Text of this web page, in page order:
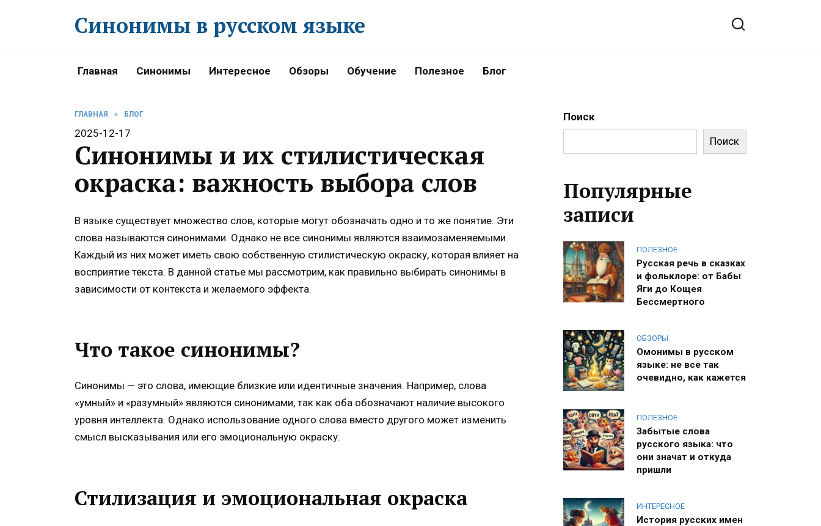
Синонимы в русском языке
Главная Синонимы Интересное Обзоры Обучение Полезное Блог
ГЛАВНАЯ » БЛОГ
2025-12-17
Синонимы и их стилистическая
окраска: важность выбора слов
В языке существует множество слов, которые могут обозначать одно и то же понятие. Эти
слова называются синонимами. Однако не все синонимы являются взаимозаменяемыми.
Каждый из них может иметь свою собственную стилистическую окраску, которая влияет на
восприятие текста. В данной статье мы рассмотрим, как правильно выбирать синонимы в
зависимости от контекста и желаемого эффекта.
Что такое синонимы?
Синонимы — это слова, имеющие близкие или идентичные значения. Например, слова
«умный» и «разумный» являются синонимами, так как оба обозначают наличие высокого
уровня интеллекта. Однако использование одного слова вместо другого может изменить
смысл высказывания или его эмоциональную окраску.
Стилизация и эмоциональная окраска
Поиск
Поиск
Популярные
записи
ПОЛЕЗНОЕ
Русская речь в сказках
и фольклоре: от Бабы
Яги до Кощея
Бессмертного
ОБЗОРЫ
Омонимы в русском
языке: не все так
очевидно, как кажется
ПОЛЕЗНОЕ
Забытые слова
русского языка: что
они значат и откуда
пришли
ИНТЕРЕСНОЕ
История русских имен